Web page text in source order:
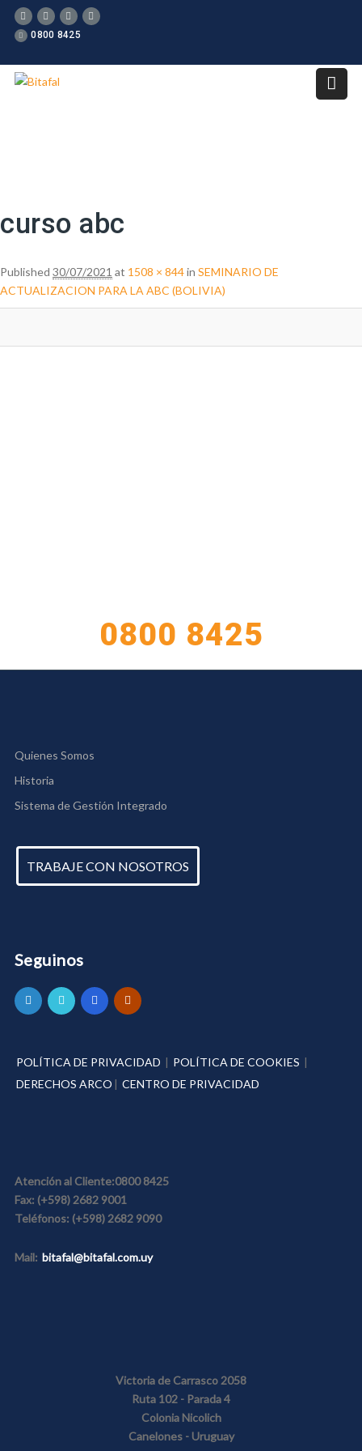
0800 8425
curso abc
Published 30/07/2021 at 1508 × 844in SEMINARIO DE
ACTUALIZACION PARA LA ABC (BOLIVIA)
0800 8425
Quienes Somos
Historia
Sistema de Gestión Integrado
TRABAJE CON NOSOTROS
Seguinos
POLÍTICA DE PRIVACIDAD | POLÍTICA DE COOKIES |
DERECHOS ARCO | CENTRO DE PRIVACIDAD
Atención al Cliente:0800 8425
Fax: (+598) 2682 9001
Teléfonos: (+598) 2682 9090
Mail: bitafal@bitafal.com.uy
Victoria de Carrasco 2058
Ruta 102 - Parada 4
Colonia Nicolich
Canelones - Uruguay